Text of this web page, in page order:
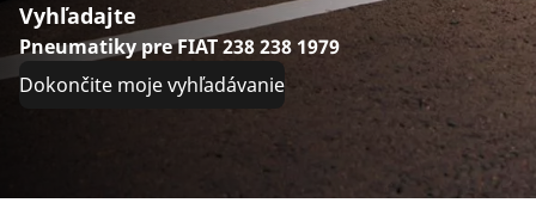
Vyhľadajte
Pneumatiky pre FIAT 238 238 1979
Dokončite moje vyhľadávanie